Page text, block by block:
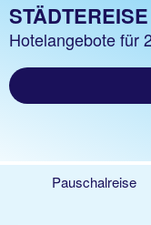
Hotelangebote für
Pauschalreise